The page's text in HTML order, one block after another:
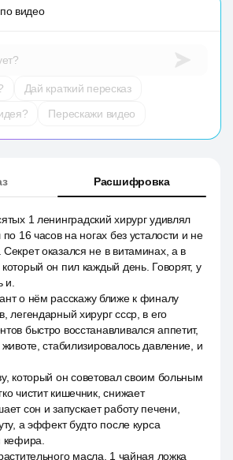
видео
Дай краткий пересказ
Перескажи видео
Расшифровка
1 ленинградский хирург удивлял
16 часов на ногах без усталости и не
оказался не в витаминах, а в
он пил каждый день. Говорят, у
и.
о нём расскажу ближе к финалу
легендарный хирург ссср, в его
быстро восстанавливался аппетит,
стабилизировалось давление, и
который он советовал своим больным
чистит кишечник, снижает
сон и запускает работу печени,
а эффект будто после курса
кефира.
масла, 1 чайная ложка